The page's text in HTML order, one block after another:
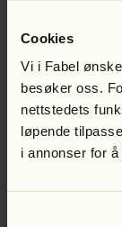
Cookies
Vi i Fabel
besøker oss.
nettstedets
løpende
i annonser for